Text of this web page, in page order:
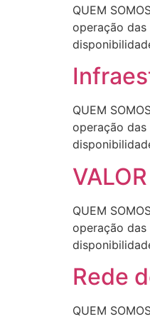
QUEM
operação
QUEM
operação
QUEM
operação
Rede
QUEM